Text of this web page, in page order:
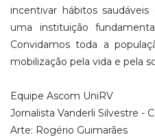
incentivar hábitos
uma instituição
Convidamos toda a
mobilização pela vida e pela
Equipe Ascom UniRV
Jornalista Vanderli Silvestre -
Arte: Rogério Guimarães